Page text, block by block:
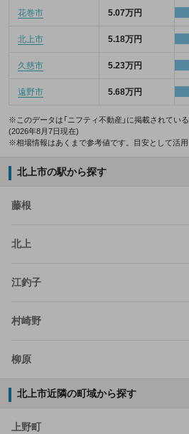
花巻市 5.07万円
北上市 5.18万円
久慈市 5.23万円
遠野市 5.68万円
※このデータは「ニフティ不動産」に掲載されてい
(2026年8月7日現在)
※相場情報はあくまで参考値です。目安として活用
北上市の駅から探す
藤根
北上
江釣子
村崎野
柳原
北上市近隣の町域から探す
上野町